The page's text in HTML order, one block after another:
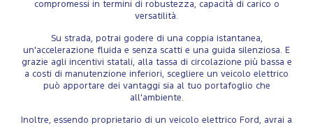
compromessi in termini di robustezza, capacità di carico o
versatilità.
Su strada, potrai godere di una coppia istantanea,
un'accelerazione fluida e senza scatti e una guida silenziosa. E
grazie agli incentivi statali, alla tassa di circolazione più bassa e
a costi di manutenzione inferiori, scegliere un veicolo elettrico
può apportare dei vantaggi sia al tuo portafoglio che
all'ambiente.
Inoltre, essendo proprietario di un veicolo elettrico Ford, avrai a